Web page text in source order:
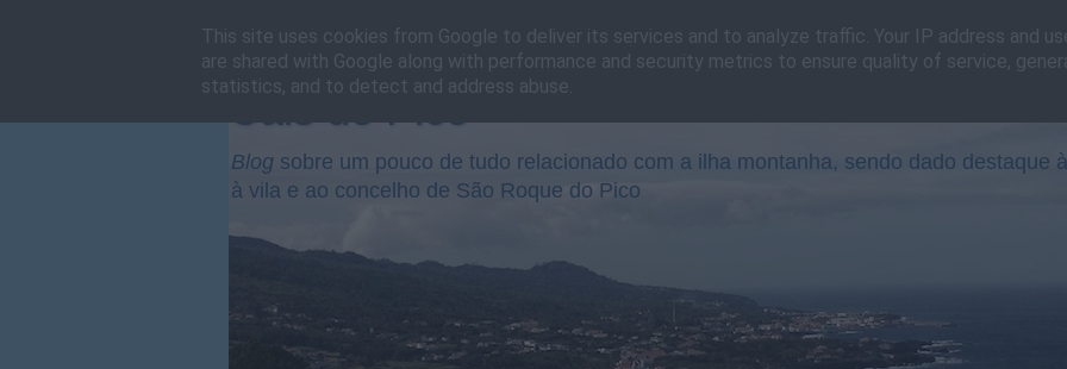
Cais do Pico
Blog sobre um pouco de tudo relacionado com a ilha montanha, sendo dado destaque
à vila e ao concelho de São Roque do Pico
This site uses cookies from Google to deliver its services and to analyze traffic. Your IP address and
are shared with Google along with performance and security metrics to ensure quality of service,
statistics, and to detect and address abuse.